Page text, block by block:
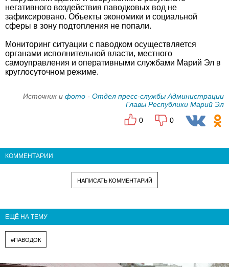
негативного воздействия паводковых вод не
зафиксировано. Объекты экономики и социальной
сферы в зону подтопления не попали.
Мониторинг ситуации с паводком осуществляется
органами исполнительной власти, местного
самоуправления и оперативными службами Марий Эл в
круглосуточном режиме.
Источник и фото - Отдел пресс-службы Администрации
Главы Республики Марий Эл
0
0
КОММЕНТАРИИ
НАПИСАТЬ КОММЕНТАРИЙ
ЕЩЁ НА ТЕМУ
#ПАВОДОК